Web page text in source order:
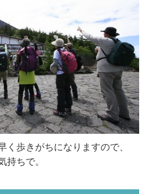
歩きがちになりますので、
ちで。